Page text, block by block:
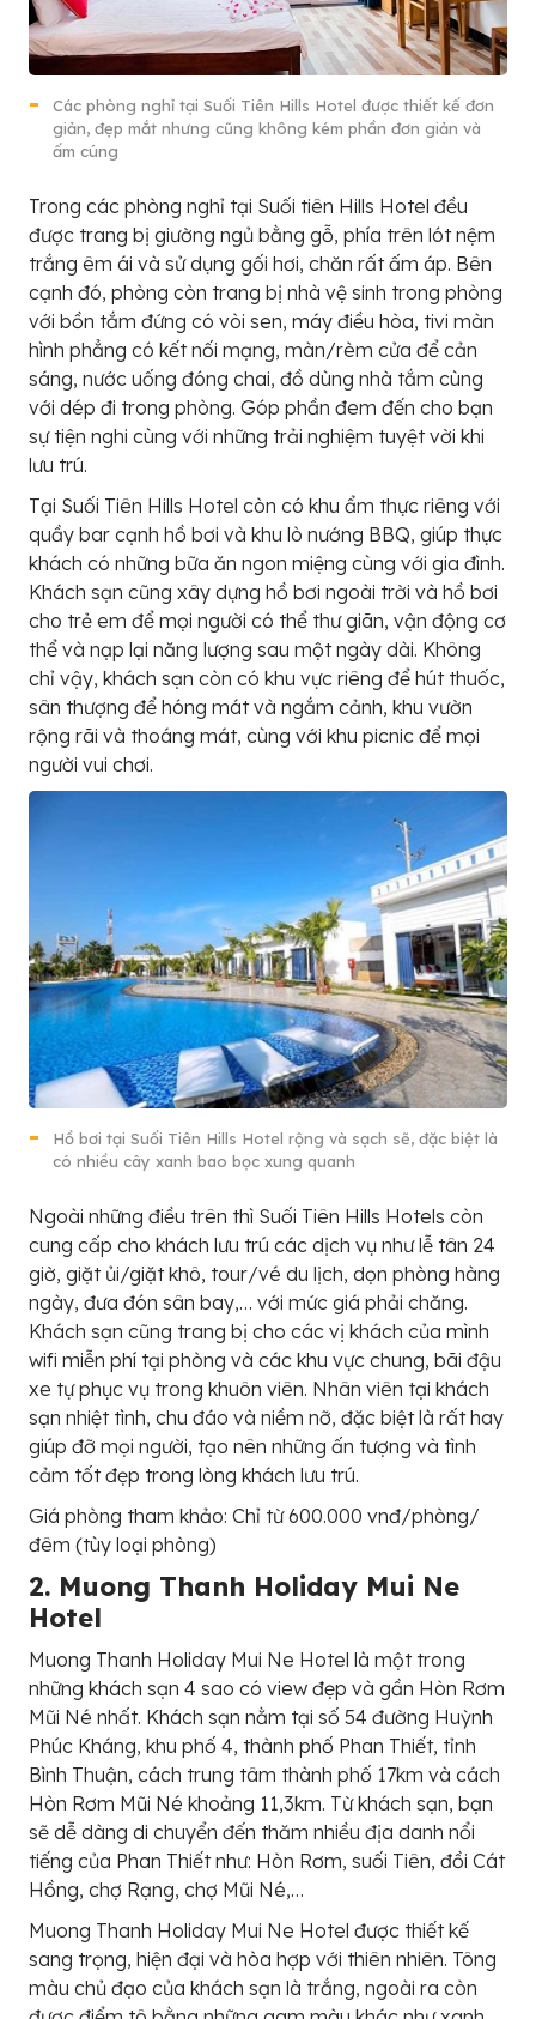
Các phòng nghỉ tại Suối Tiên Hills Hotel được thiết kế đơn
giản, đẹp mắt nhưng cũng không kém phần đơn giản và
ấm cúng
Trong các phòng nghỉ tại Suối tiên Hills Hotel đều
được trang bị giường ngủ bằng gỗ, phía trên lót nệm
trắng êm ái và sử dụng gối hơi, chăn rất ấm áp. Bên
cạnh đó, phòng còn trang bị nhà vệ sinh trong phòng
với bồn tắm đứng có vòi sen, máy điều hòa, tivi màn
hình phẳng có kết nối mạng, màn/rèm cửa để cản
sáng, nước uống đóng chai, đồ dùng nhà tắm cùng
với dép đi trong phòng. Góp phần đem đến cho bạn
sự tiện nghi cùng với những trải nghiệm tuyệt vời khi
lưu trú.
Tại Suối Tiên Hills Hotel còn có khu ẩm thực riêng với
quầy bar cạnh hồ bơi và khu lò nướng BBQ, giúp thực
khách có những bữa ăn ngon miệng cùng với gia đình.
Khách sạn cũng xây dựng hồ bơi ngoài trời và hồ bơi
cho trẻ em để mọi người có thể thư giãn, vận động cơ
thể và nạp lại năng lượng sau một ngày dài. Không
chỉ vậy, khách sạn còn có khu vực riêng để hút thuốc,
sân thượng để hóng mát và ngắm cảnh, khu vườn
rộng rãi và thoáng mát, cùng với khu picnic để mọi
người vui chơi.
Hồ bơi tại Suối Tiên Hills Hotel rộng và sạch sẽ, đặc biệt là
có nhiều cây xanh bao bọc xung quanh
Ngoài những điều trên thì Suối Tiên Hills Hotels còn
cung cấp cho khách lưu trú các dịch vụ như lễ tân 24
giờ, giặt ủi/giặt khô, tour/vé du lịch, dọn phòng hàng
ngày, đưa đón sân bay,… với mức giá phải chăng.
Khách sạn cũng trang bị cho các vị khách của mình
wifi miễn phí tại phòng và các khu vực chung, bãi đậu
xe tự phục vụ trong khuôn viên. Nhân viên tại khách
sạn nhiệt tình, chu đáo và niềm nỡ, đặc biệt là rất hay
giúp đỡ mọi người, tạo nên những ấn tượng và tình
cảm tốt đẹp trong lòng khách lưu trú.
Giá phòng tham khảo: Chỉ từ 600.000 vnđ/phòng/
đêm (tùy loại phòng)
2. Muong Thanh Holiday Mui Ne
Hotel
Muong Thanh Holiday Mui Ne Hotel là một trong
những khách sạn 4 sao có view đẹp và gần Hòn Rơm
Mũi Né nhất. Khách sạn nằm tại số 54 đường Huỳnh
Phúc Kháng, khu phố 4, thành phố Phan Thiết, tỉnh
Bình Thuận, cách trung tâm thành phố 17km và cách
Hòn Rơm Mũi Né khoảng 11,3km. Từ khách sạn, bạn
sẽ dễ dàng di chuyển đến thăm nhiều địa danh nổi
tiếng của Phan Thiết như: Hòn Rơm, suối Tiên, đồi Cát
Hồng, chợ Rạng, chợ Mũi Né,…
Muong Thanh Holiday Mui Ne Hotel được thiết kế
sang trọng, hiện đại và hòa hợp với thiên nhiên. Tông
màu chủ đạo của khách sạn là trắng, ngoài ra còn